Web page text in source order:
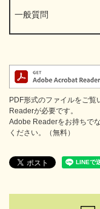
一般質問
PDF形式のファイルをご
Readerが必要です。
Adobe Readerをお持ちで
ください。（無料）